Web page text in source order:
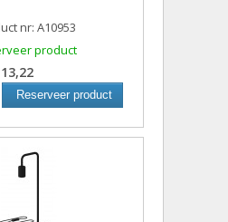
nr: A10953
product
Reserveer product